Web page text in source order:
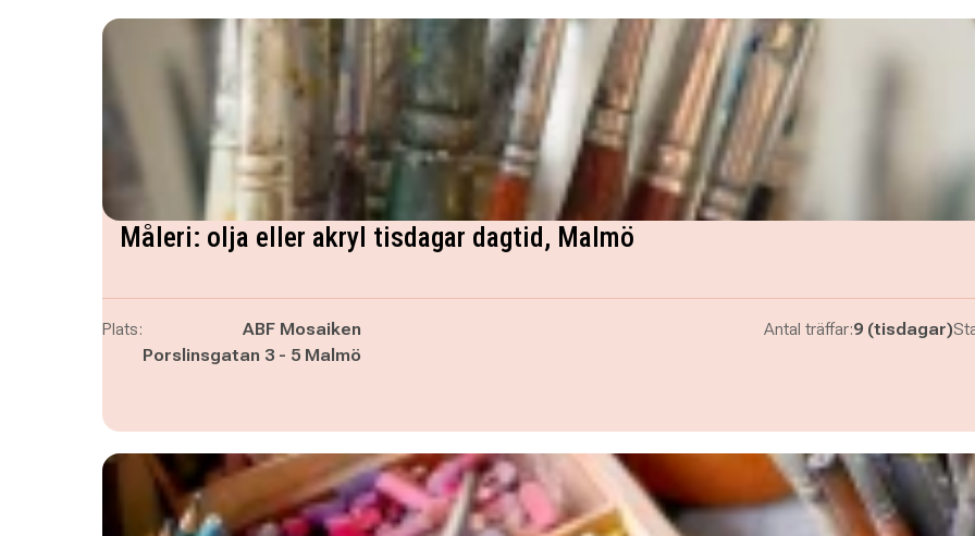
Måleri: olja eller akryl tisdagar dagtid, Malmö
Plats:
ABF Mosaiken
Porslinsgatan 3 - 5 Malmö
Antal träffar:9 (tisdagar)